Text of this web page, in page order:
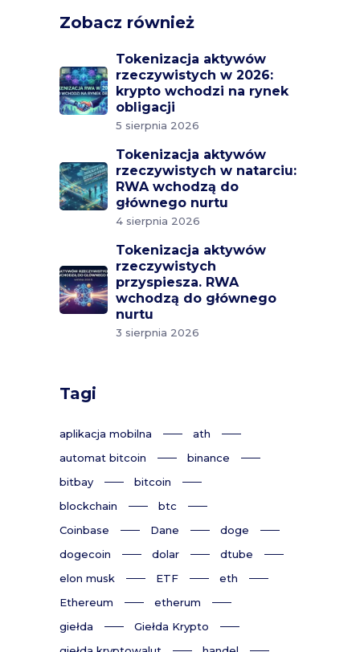
Zobacz również
Tokenizacja aktywów
rzeczywistych w 2026:
krypto wchodzi na rynek
obligacji
5 sierpnia 2026
Tokenizacja aktywów
rzeczywistych w natarciu:
RWA wchodzą do
głównego nurtu
4 sierpnia 2026
Tokenizacja aktywów
rzeczywistych
przyspiesza. RWA
wchodzą do głównego
nurtu
3 sierpnia 2026
Tagi
aplikacja mobilna
ath
automat bitcoin
binance
bitbay
bitcoin
blockchain
btc
Coinbase
Dane
doge
dogecoin
dolar
dtube
elon musk
ETF
eth
Ethereum
etherum
giełda
Giełda Krypto